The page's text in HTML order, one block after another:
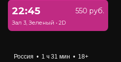
22:45 550 руб.
Зал 3, Зеленый • 2D
Россия • 1 ч 31 мин • 18+